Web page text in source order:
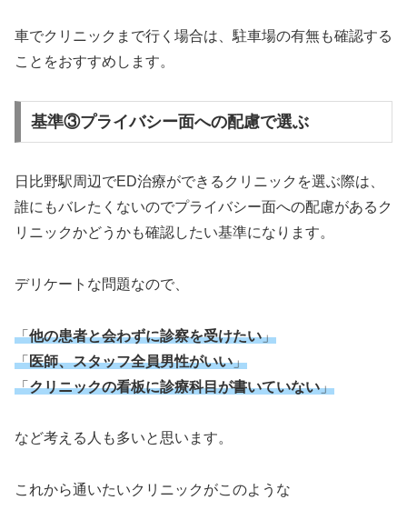
車でクリニックまで行く場合は、駐車場の有無も確認する
ことをおすすめします。
基準③プライバシー面への配慮で選ぶ
日比野駅周辺でED治療ができるクリニックを選ぶ際は、
誰にもバレたくないのでプライバシー面への配慮があるク
リニックかどうかも確認したい基準になります。
デリケートな問題なので、
「他の患者と会わずに診察を受けたい」
「医師、スタッフ全員男性がいい」
「クリニックの看板に診療科目が書いていない」
など考える人も多いと思います。
これから通いたいクリニックがこのような